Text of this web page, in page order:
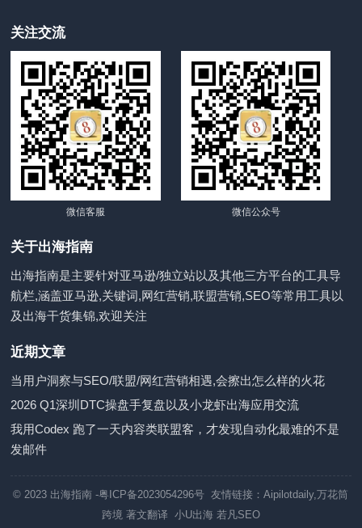
关注交流
微信客服 微信公众号
关于出海指南
出海指南是主要针对亚马逊/独立站以及其他三方平台的工具导
航栏,涵盖亚马逊,关键词,网红营销,联盟营销,SEO等常用工具以
及出海干货集锦,欢迎关注
近期文章
当用户洞察与SEO/联盟/网红营销相遇,会擦出怎么样的火花
2026 Q1深圳DTC操盘手复盘以及小龙虾出海应用交流
我用Codex 跑了一天内容类联盟客，才发现自动化最难的不是
发邮件
© 2023 出海指南 -粤ICP备2023054296号 友情链接：Aipilotdaily,万花筒
跨境 著文翻译 小U出海 若凡SEO